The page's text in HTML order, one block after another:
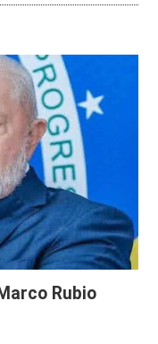
Rubio